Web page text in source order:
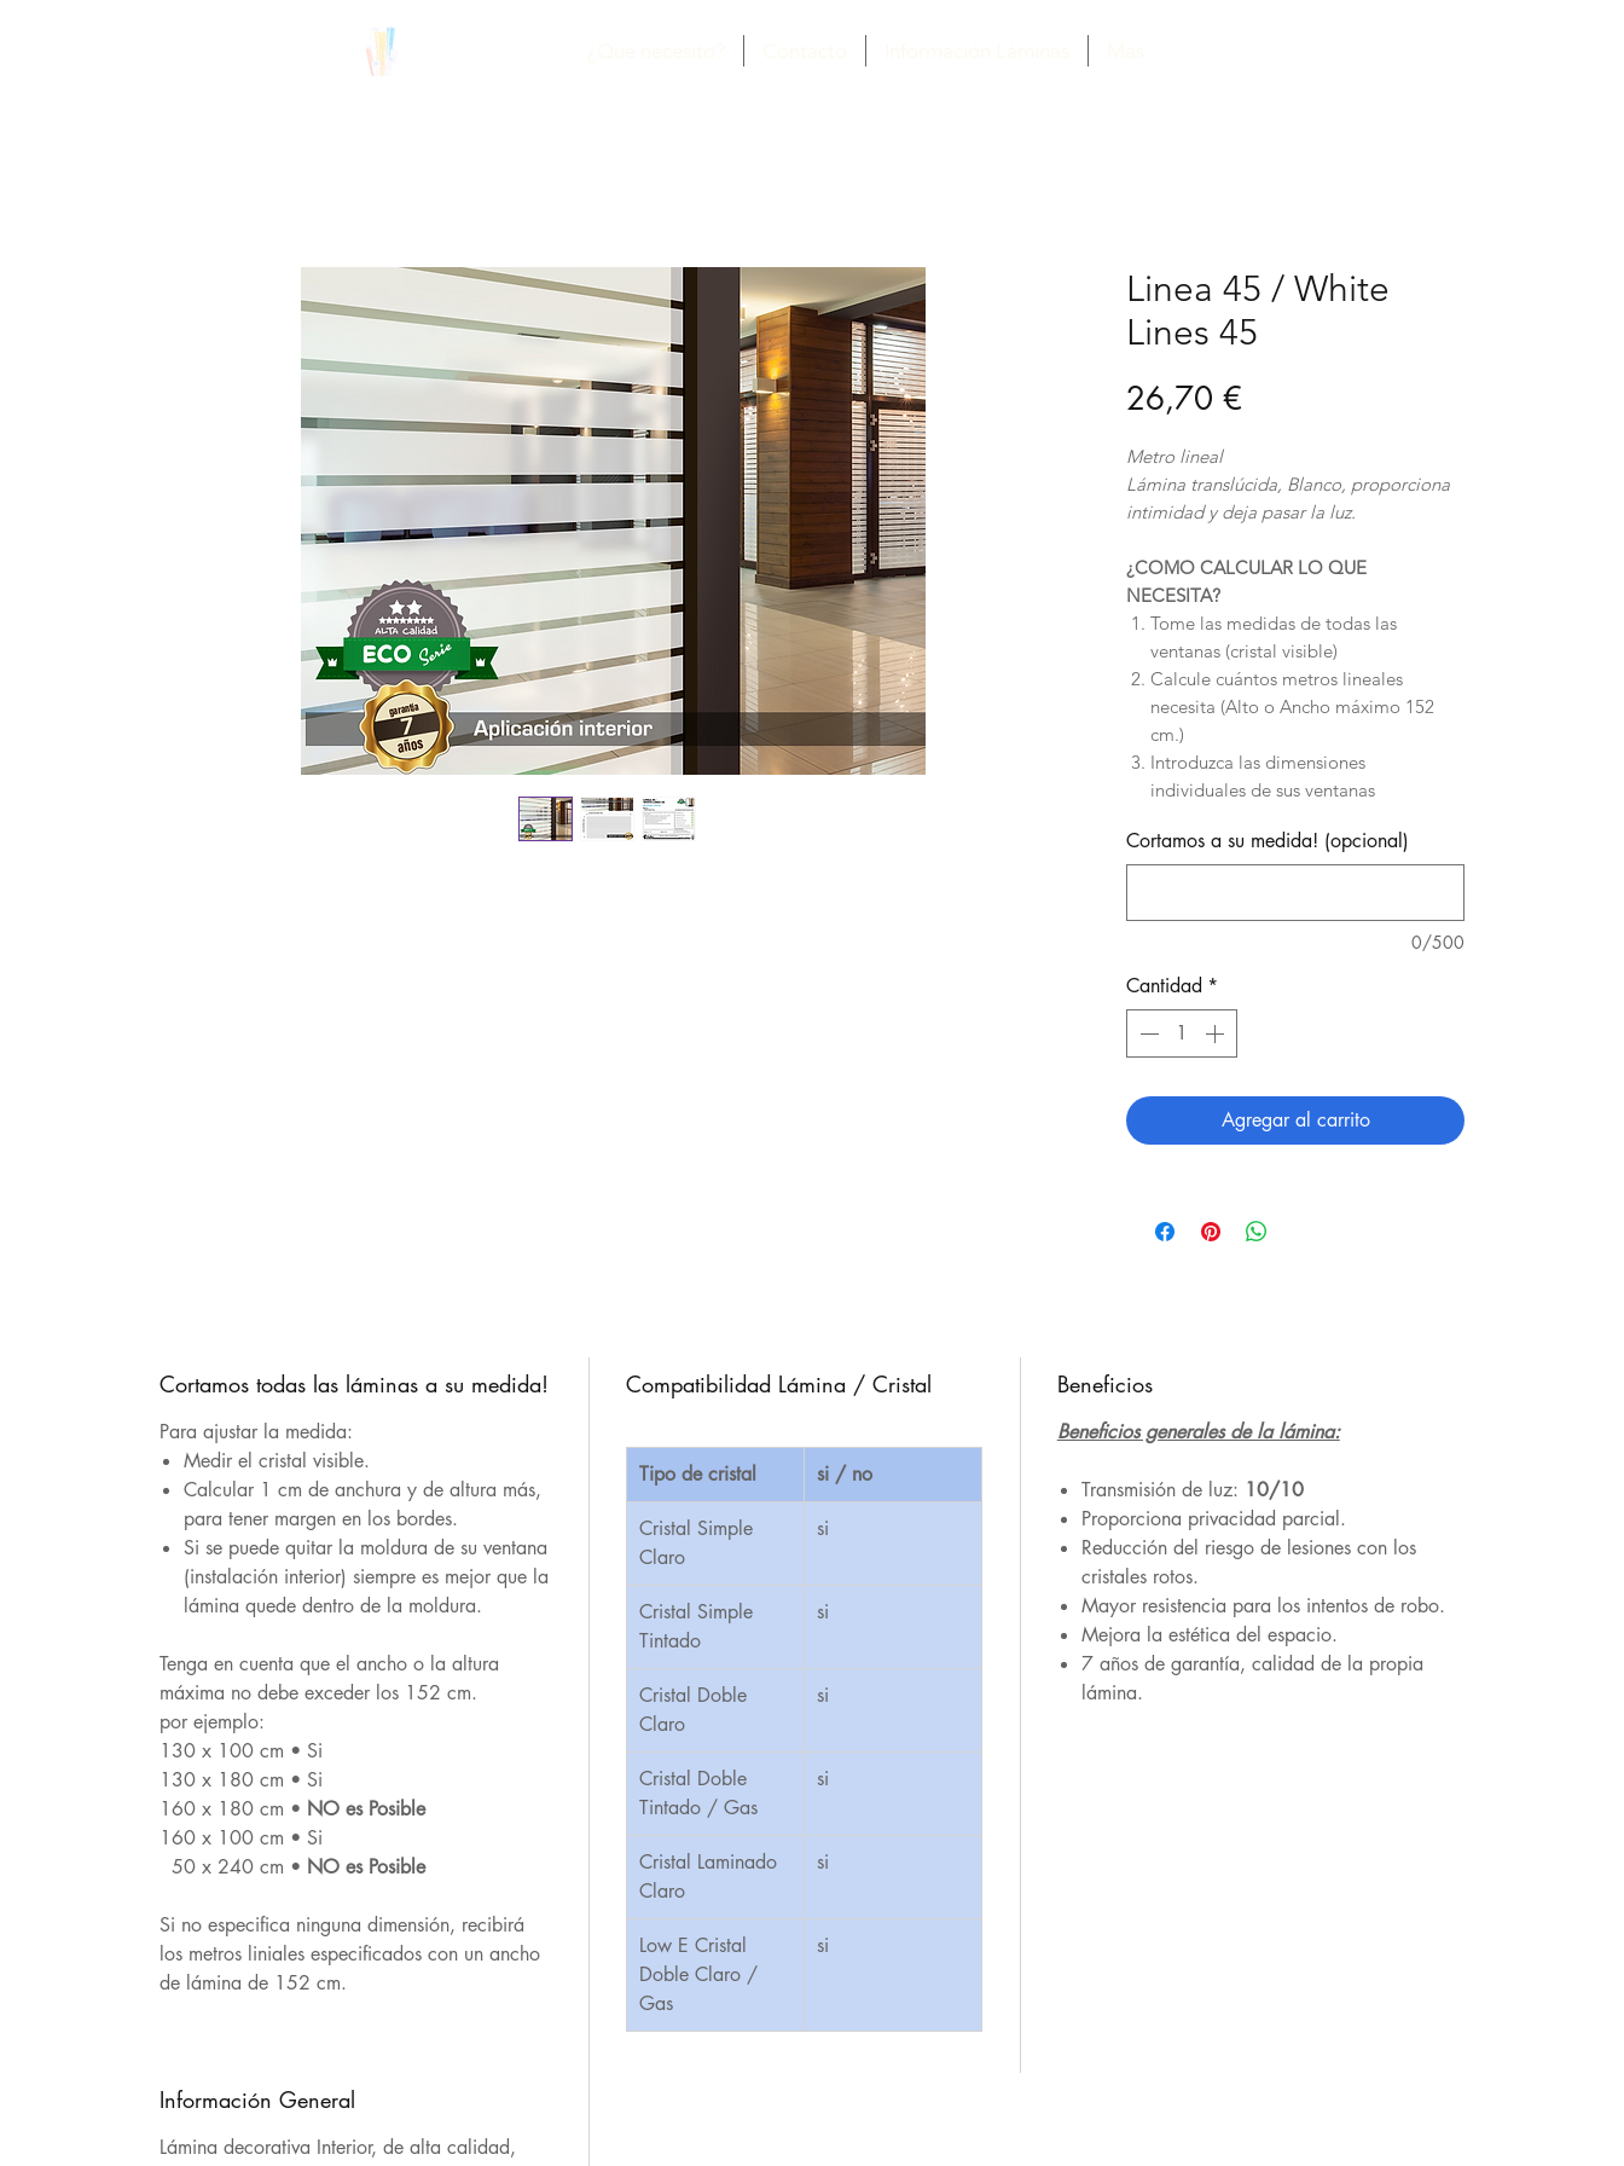
Linea 45 / White
Lines 45
26,70 €
Metro lineal
Lámina translúcida, Blanco, proporciona
intimidad y deja pasar la luz.
¿COMO CALCULAR LO QUE
NECESITA?
Tome las medidas de todas las
ventanas (cristal visible)
Calcule cuántos metros lineales
necesita (Alto o Ancho máximo 152
cm.)
Introduzca las dimensiones
individuales de sus ventanas
necesidad, ¿Cuál es la suya?Ante
cualquier duda. ¡Le Asesoramos!
sus ventanas.
Cortamos a su medida! (opcional)
0/500
Cantidad *
Agregar al carrito
Cortamos todas las láminas a su medida!
Para ajustar la medida:
Medir el cristal visible.
Calcular 1 cm de anchura y de altura más,
para tener margen en los bordes.
Si se puede quitar la moldura de su ventana
(instalación interior) siempre es mejor que la
lámina quede dentro de la moldura.
Tenga en cuenta que el ancho o la altura
máxima no debe exceder los 152 cm.
por ejemplo:
130 x 100 cm • Si
130 x 180 cm • Si
160 x 180 cm • NO es Posible
160 x 100 cm • Si
50 x 240 cm • NO es Posible
Si no especifica ninguna dimensión, recibirá
los metros liniales especificados con un ancho
de lámina de 152 cm.
Compatibilidad Lámina / Cristal
Tipo de cristal si / no
Cristal Simple
Claro
si
Cristal Simple
Tintado
si
Cristal Doble
Claro
si
Cristal Doble
Tintado / Gas
si
Cristal Laminado
Claro
si
Low E Cristal
Doble Claro /
Gas
si
Beneficios
Beneficios generales de la lámina:
Transmisión de luz: 10/10
Proporciona privacidad parcial.
Reducción del riesgo de lesiones con los
cristales rotos.
Mayor resistencia para los intentos de robo.
Mejora la estética del espacio.
7 años de garantía, calidad de la propia
lámina.
Información General
Lámina decorativa Interior, de alta calidad,